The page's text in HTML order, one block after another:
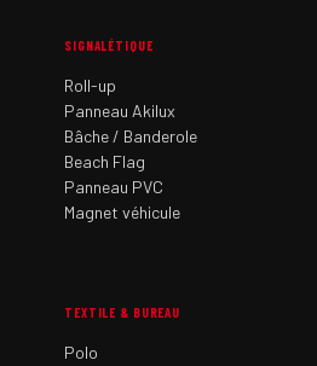
SIGNALÉTIQUE
Roll-up
Panneau Akilux
Bâche / Banderole
Beach Flag
Panneau PVC
Magnet véhicule
TEXTILE & BUREAU
Polo